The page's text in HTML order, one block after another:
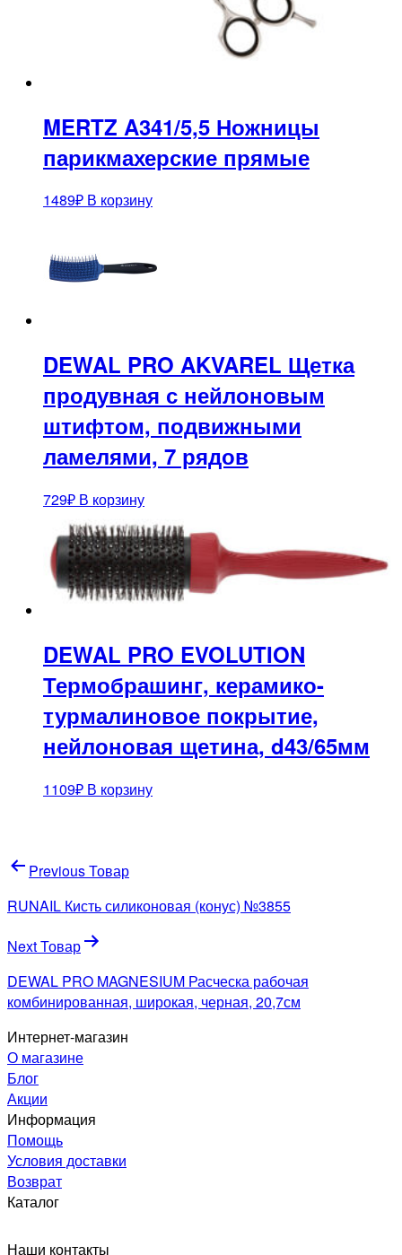
MERTZ A341/5,5 Ножницы
парикмахерские прямые
1489₽ В корзину
DEWAL PRO AKVAREL Щетка
продувная с нейлоновым
штифтом, подвижными
ламелями, 7 рядов
729₽ В корзину
DEWAL PRO EVOLUTION
Термобрашинг, керамико-
турмалиновое покрытие,
нейлоновая щетина, d43/65мм
1109₽ В корзину
Навигация
по
записям
Previous Товар
RUNAIL Кисть силиконовая (конус) №3855
Next Товар
DEWAL PRO MAGNESIUM Расческа рабочая
комбинированная, широкая, черная, 20,7см
Интернет-магазин
О магазине
Блог
Акции
Информация
Помощь
Условия доставки
Возврат
Каталог
Наши контакты